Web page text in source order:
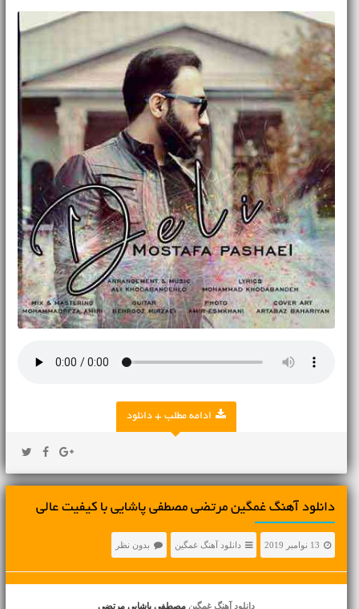
ادامه مطلب + دانلود
دانلود آهنگ غمگین مرتضی مصطفی پاشایی با کیفیت عالی
13 نوامبر 2019 دانلود آهنگ غمگین بدون نظر
دانلود آهنگ غمگین مصطفی پاشایی مرتضی